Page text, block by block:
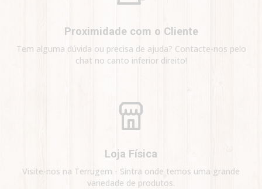
Proximidade com o Cliente
Tem alguma dúvida ou precisa de ajuda? Contacte-nos pelo
chat no canto inferior direito!
Loja Física
Visite-nos na Terrugem - Sintra onde temos uma grande
variedade de produtos.